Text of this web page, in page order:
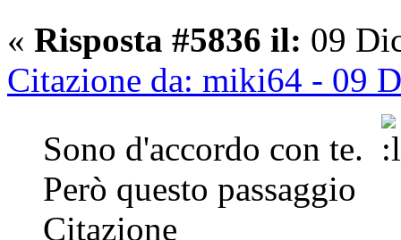
« Risposta #5836 il: 09
Citazione da: miki64 - 09
Sono d'accordo con te.
Però questo passaggio
Citazione